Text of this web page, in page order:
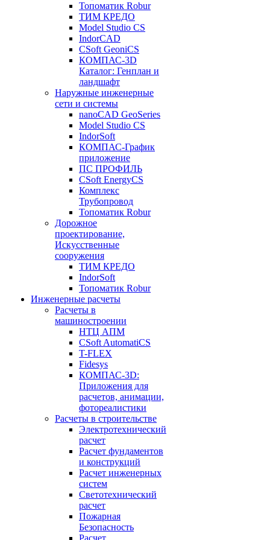
Топоматик Robur
ТИМ КРЕДО
Model Studio CS
IndorCAD
CSoft GeoniCS
КОМПАС-3D
Каталог: Генплан и
ландшафт
Наружные инженерные
сети и системы
nanoCAD GeoSeries
Model Studio CS
IndorSoft
КОМПАС-График
приложение
ПС ПРОФИЛЬ
CSoft EnergyCS
Комплекс
Трубопровод
Топоматик Robur
Дорожное
проектирование,
Искусственные
сооружения
ТИМ КРЕДО
IndorSoft
Топоматик Robur
Инженерные расчеты
Расчеты в
машиностроении
НТЦ АПМ
CSoft AutomatiCS
T-FLEX
Fidesys
КОМПАС-3D:
Приложения для
расчетов, анимации,
фотореалистики
Расчеты в строительстве
Электротехнический
расчет
Расчет фундаментов
и конструкций
Расчет инженерных
систем
Светотехнический
расчет
Пожарная
Безопасность
Расчет